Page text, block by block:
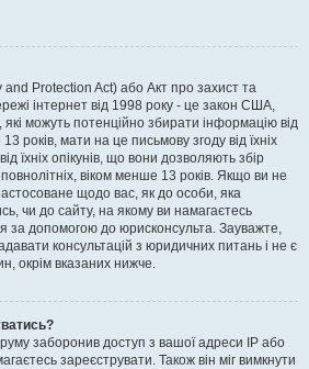
Protection Act) або Акт про захист та
інтернет від 1998 року - це закон США,
які можуть потенційно збирати інформацію від
років, мати на це письмову згоду від їхніх
їхніх опікунів, що вони дозволяють збір
віком менше 13 років. Якщо ви не
щодо вас, як до особи, яка
чи до сайту, на якому ви намагаєтесь
за допомогою до юрисконсульта. Зауважте,
консультацій з юридичних питань і не є
окрім вказаних нижче.
заборонив доступ з вашої адреси IP або
зареєструвати. Також він міг вимкнути